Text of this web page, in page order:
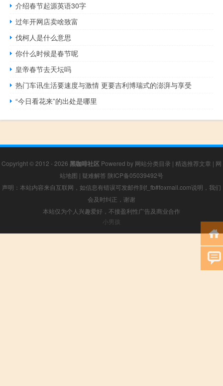
介绍春节起源英语30字
过年开网店卖啥致富
伐柯人是什么意思
你什么时候是春节呢
皇帝春节去天坛吗
热门车讯生活要速度与激情 更要吉利博瑞式的澎湃与享受
“今日看花来”的出处是哪里
Copyright © 2012 - 2026 黑咖啡社区 Powered by 网站分类目录 | 精选推荐文章 | 网
站地图 | 疑难解答 陕ICP备05039492号
声明：本站内容来自互联网，如信息有错误可发邮件到f_fb#foxmail.com说明，我们
会及时纠正，谢谢
本站仅为个人兴趣爱好，不接盈利性广告及商业合作
小男孩